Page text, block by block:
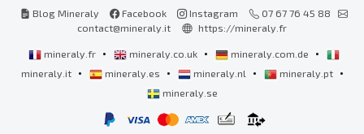
Blog Mineraly
Facebook Instagram
07 67 76 45 88
contact@mineraly.it
https://mineraly.fr
mineraly.fr • mineraly.co.uk • mineraly.com.de •
mineraly.it • mineraly.es • mineraly.nl • mineraly.pt •
mineraly.se